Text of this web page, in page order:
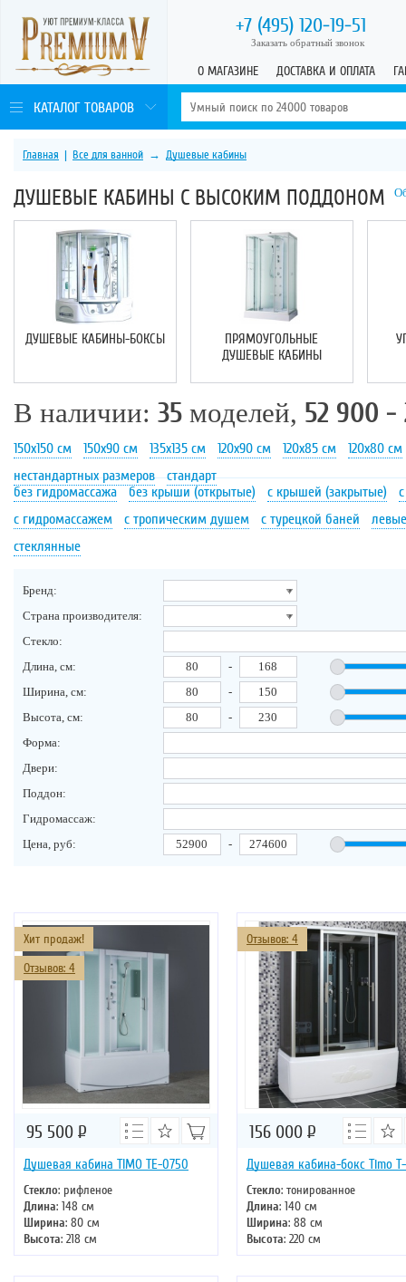
+7 (495) 120-19-51
Заказать обратный звонок
О МАГАЗИНЕ ДОСТАВКА И ОПЛАТА
КАТАЛОГ ТОВАРОВ
Главная | Все для ванной → Душевые кабины
ДУШЕВЫЕ КАБИНЫ С ВЫСОКИМ ПОДДОНОМ
ДУШЕВЫЕ КАБИНЫ-БОКСЫ
ПРЯМОУГОЛЬНЫЕ
ДУШЕВЫЕ КАБИНЫ
В наличии: 35 моделей, 52 900 -
150х150 см 150х90 см 135х135 см 120х90 см 120х85 см
120х80 см
нестандартных размеров
стандарт
без гидромассажа
без крыши (открытые) с крышей (закрытые)
с гидромассажем
с тропическим душем с турецкой баней
левые
стеклянные
Бренд:
Страна производителя:
Стекло:
Длина, см:
-
Ширина, см:
-
Высота, см:
-
Форма:
Двери:
Поддон:
Гидромассаж:
Цена, руб:
-
Хит продаж!
Отзывов: 4
Душевая кабина TIMO TE-0750
Стекло: рифленое
Длина: 148 см
Ширина: 80 см
Высота: 218 см
Форма: прямоугольная
95 500 Р
Отзывов: 4
Душевая кабина-бокс Timo T-
Стекло: тонированное
Длина: 140 см
Ширина: 88 см
Высота: 220 см
Форма: прямоугольная
156 000 Р